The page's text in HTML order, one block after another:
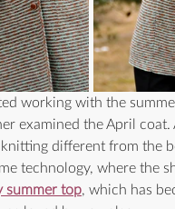
working with the
examined the April
different from the
technology, where the
summer top, which has